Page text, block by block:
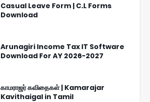
Casual Leave Form | C.L Forms
Download
Arunagiri Income Tax IT Software
Download For AY 2026-2027
காமராஜர் கவிதைகள் | Kamarajar
Kavithaigal in Tamil